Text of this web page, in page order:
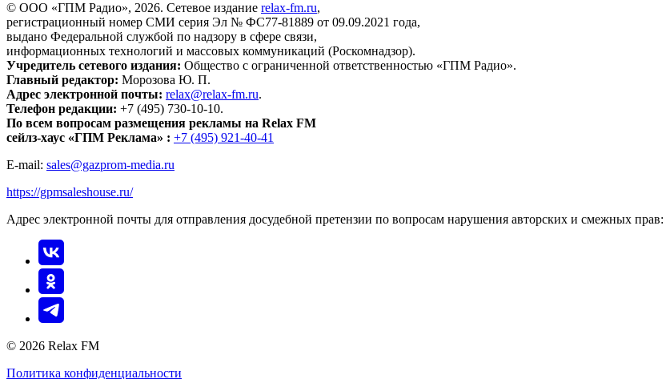
© ООО «ГПМ Радио», 2026. Сетевое издание relax-fm.ru,
регистрационный номер СМИ серия Эл № ФС77-81889 от 09.09.2021 года,
выдано Федеральной службой по надзору в сфере связи,
информационных технологий и массовых коммуникаций (Роскомнадзор).
Учредитель сетевого издания: Общество с ограниченной ответственностью «ГПМ Радио».
Главный редактор: Морозова Ю. П.
Адрес электронной почты: relax@relax-fm.ru.
Телефон редакции: +7 (495) 730-10-10.
По всем вопросам размещения рекламы на Relax FM
сейлз-хаус «ГПМ Реклама» : +7 (495) 921-40-41
E-mail: sales@gazprom-media.ru
https://gpmsaleshouse.ru/
Адрес электронной почты для отправления досудебной претензии по вопросам нарушения авторских и смежных прав:
© 2026 Relax FM
Политика конфиденциальности